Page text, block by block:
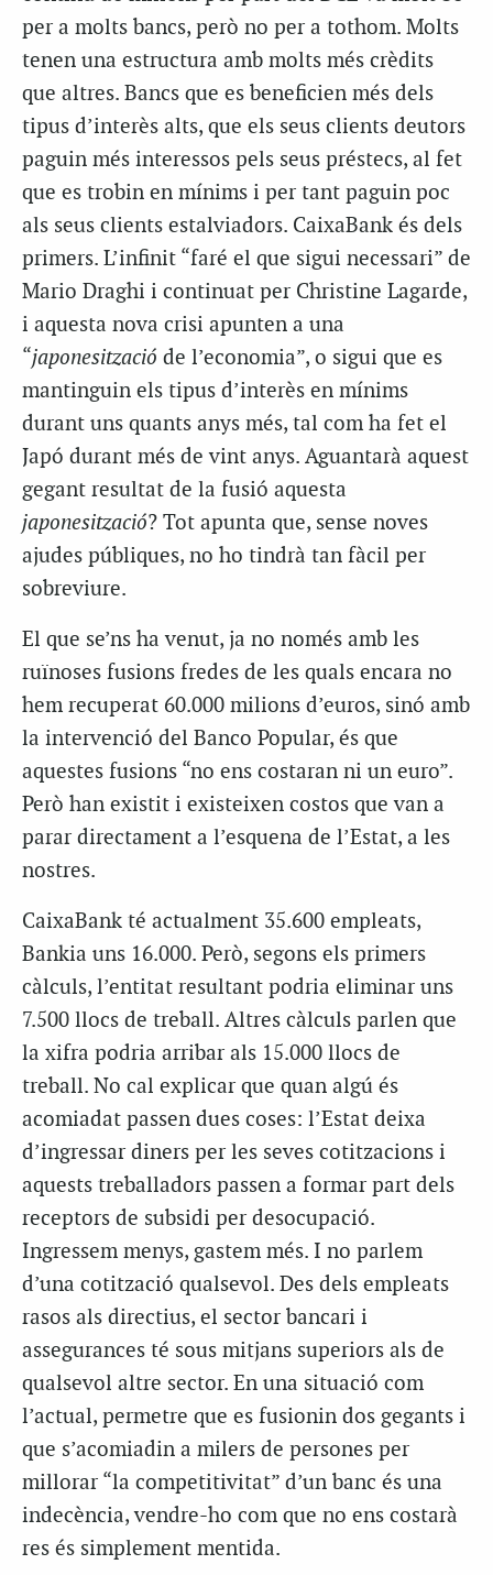
per a molts bancs, però no per a tothom. Molts
tenen una estructura amb molts més crèdits
que altres. Bancs que es beneficien més dels
tipus d’interès alts, que els seus clients deutors
paguin més interessos pels seus préstecs, al fet
que es trobin en mínims i per tant paguin poc
als seus clients estalviadors. CaixaBank és dels
primers. L’infinit “faré el que sigui necessari” de
Mario Draghi i continuat per Christine Lagarde,
i aquesta nova crisi apunten a una
“japonesització de l’economia”, o sigui que es
mantinguin els tipus d’interès en mínims
durant uns quants anys més, tal com ha fet el
Japó durant més de vint anys. Aguantarà aquest
gegant resultat de la fusió aquesta
japonesització? Tot apunta que, sense noves
ajudes públiques, no ho tindrà tan fàcil per
sobreviure.
El que se’ns ha venut, ja no només amb les
ruïnoses fusions fredes de les quals encara no
hem recuperat 60.000 milions d’euros, sinó amb
la intervenció del Banco Popular, és que
aquestes fusions “no ens costaran ni un euro”.
Però han existit i existeixen costos que van a
parar directament a l’esquena de l’Estat, a les
nostres.
CaixaBank té actualment 35.600 empleats,
Bankia uns 16.000. Però, segons els primers
càlculs, l’entitat resultant podria eliminar uns
7.500 llocs de treball. Altres càlculs parlen que
la xifra podria arribar als 15.000 llocs de
treball. No cal explicar que quan algú és
acomiadat passen dues coses: l’Estat deixa
d’ingressar diners per les seves cotitzacions i
aquests treballadors passen a formar part dels
receptors de subsidi per desocupació.
Ingressem menys, gastem més. I no parlem
d’una cotització qualsevol. Des dels empleats
rasos als directius, el sector bancari i
assegurances té sous mitjans superiors als de
qualsevol altre sector. En una situació com
l’actual, permetre que es fusionin dos gegants i
que s’acomiadin a milers de persones per
millorar “la competitivitat” d’un banc és una
indecència, vendre-ho com que no ens costarà
res és simplement mentida.